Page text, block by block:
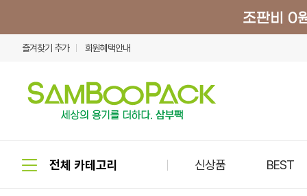
즐겨찾기 추가 회원혜택안내
신상품 BEST